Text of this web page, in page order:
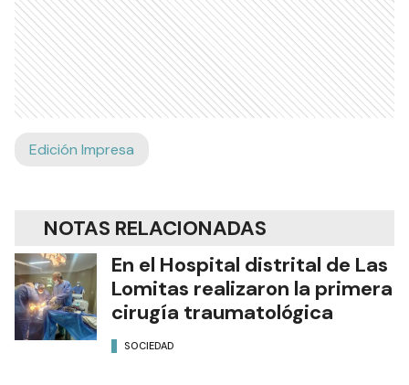
Edición Impresa
NOTAS RELACIONADAS
En el Hospital distrital de Las
Lomitas realizaron la primera
cirugía traumatológica
SOCIEDAD